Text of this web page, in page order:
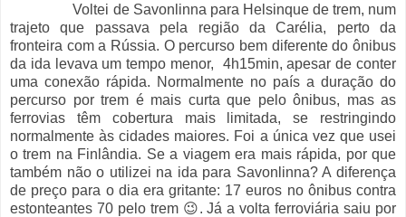
Voltei de Savonlinna para Helsinque de trem, num
trajeto que passava pela região da Carélia, perto da
fronteira com a Rússia. O percurso bem diferente do ônibus
da ida levava um tempo menor, 4h15min, apesar de conter
uma conexão rápida. Normalmente no país a duração do
percurso por trem é mais curta que pelo ônibus, mas as
ferrovias têm cobertura mais limitada, se restringindo
normalmente às cidades maiores. Foi a única vez que usei
o trem na Finlândia. Se a viagem era mais rápida, por que
também não o utilizei na ida para Savonlinna? A diferença
de preço para o dia era gritante: 17 euros no ônibus contra
estonteantes 70 pelo trem 😉. Já a volta ferroviária saiu por